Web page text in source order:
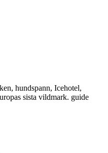
hundspann, Icehotel,
sista vildmark. guide